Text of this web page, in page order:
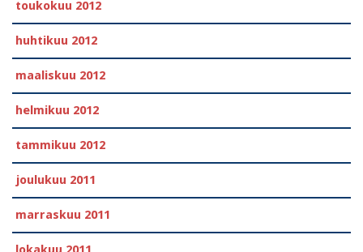
toukokuu 2012
huhtikuu 2012
maaliskuu 2012
helmikuu 2012
tammikuu 2012
joulukuu 2011
marraskuu 2011